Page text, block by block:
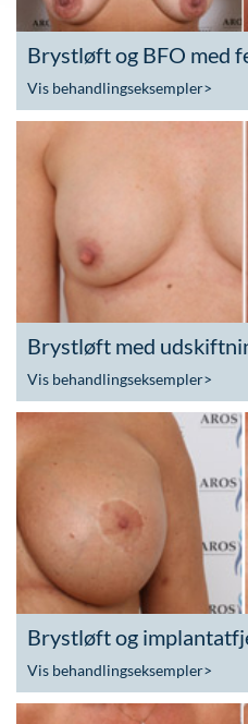
Brystløft og BFO med
Vis behandlingseksempler>
Brystløft med
Vis behandlingseksempler>
Brystløft og
Vis behandlingseksempler>